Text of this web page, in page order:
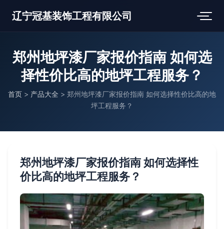
辽宁冠基装饰工程有限公司
郑州地坪漆厂家报价指南 如何选
择性价比高的地坪工程服务？
首页 > 产品大全 > 郑州地坪漆厂家报价指南 如何选择性价比高的地
坪工程服务？
郑州地坪漆厂家报价指南 如何选择性
价比高的地坪工程服务？